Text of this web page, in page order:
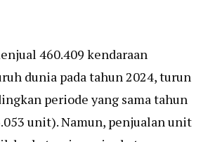
460.409 kendaraan
dunia pada tahun 2024, turun
periode yang sama tahun
unit). Namun, penjualan unit